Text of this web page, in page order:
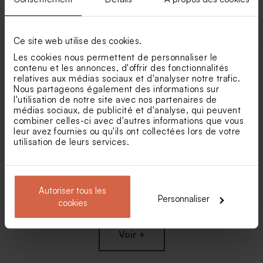
Ce site web utilise des cookies.
Les cookies nous permettent de personnaliser le
contenu et les annonces, d'offrir des fonctionnalités
relatives aux médias sociaux et d'analyser notre trafic.
Nous partageons également des informations sur
l'utilisation de notre site avec nos partenaires de
médias sociaux, de publicité et d'analyse, qui peuvent
combiner celles-ci avec d'autres informations que vous
leur avez fournies ou qu'ils ont collectées lors de votre
utilisation de leurs services.
Autoriser tous les
cookies
Personnaliser
Carte kraft 100%
avec coins arrondis
Carte kraft 100%
personnalisable 12 x 12 cm
avec coins arrondis
personnalisable 12 x 12 cm
Voir +